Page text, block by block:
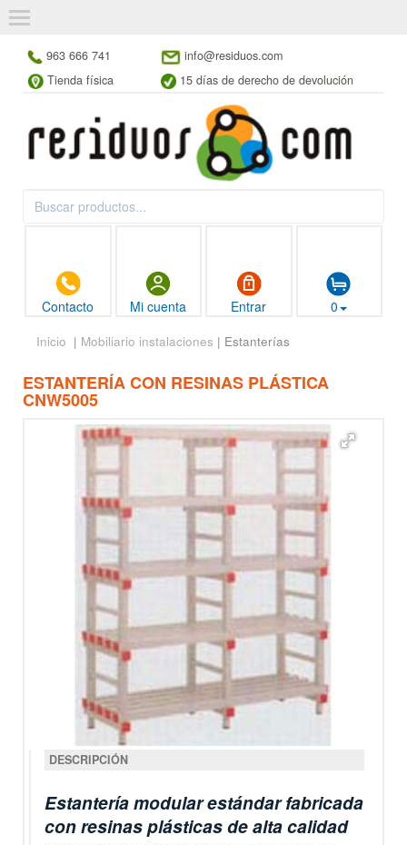
963 666 741
info@residuos.com
Tienda física
15 días de derecho de devolución
Contacto Mi cuenta Entrar 0
Inicio | Mobiliario instalaciones | Estanterías
ESTANTERÍA CON RESINAS PLÁSTICA
CNW5005
DESCRIPCIÓN
Estantería modular estándar fabricada
con resinas plásticas de alta calidad